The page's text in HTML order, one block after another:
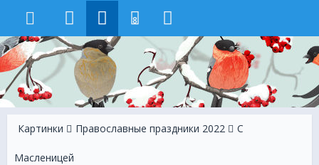
8
Картинки Православные праздники 2022 С
Масленицей